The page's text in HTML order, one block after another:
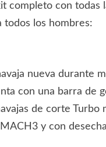
con todas
todos los hombres:
nueva durante
con una barra de
de corte Turbo
y con